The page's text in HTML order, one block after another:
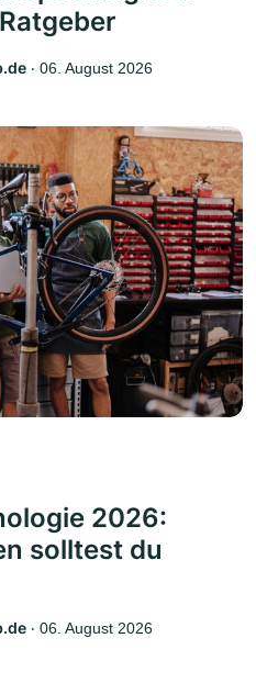
‧ 06. August 2026
2026:
solltest du
‧ 06. August 2026